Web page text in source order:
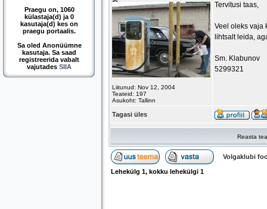
Praegu on, 1060
külastaja(d) ja 0
kasutaja(d) kes on
praegu portaalis.
Sa oled Anonüümne
kasutaja. Sa saad
registreerida vabalt
vajutades SIIA
Liitunud: Nov 12, 2004
Teateid: 197
Asukoht: Tallinn
Tervitusi taas,
Veel oleks vaja
lihtsalt leida,
Sm. Klabunov
5299321
Tagasi üles
Reasta
Volgaklubi
Lehekülg 1, kokku lehekülgi 1